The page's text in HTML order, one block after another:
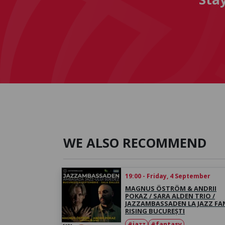
WE ALSO RECOMMEND
19:00 - Friday, 4 September
MAGNUS ÖSTRÖM & ANDRII
POKAZ / SARA ALDEN TRIO /
JAZZAMBASSADEN LA JAZZ
RISING BUCUREȘTI